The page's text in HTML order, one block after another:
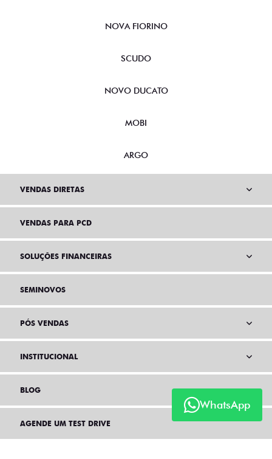
WhatsApp
NOVA FIORINO
SCUDO
NOVO DUCATO
MOBI
ARGO
VENDAS DIRETAS
VENDAS PARA PCD
SOLUÇÕES FINANCEIRAS
SEMINOVOS
PÓS VENDAS
INSTITUCIONAL
BLOG
AGENDE UM TEST DRIVE